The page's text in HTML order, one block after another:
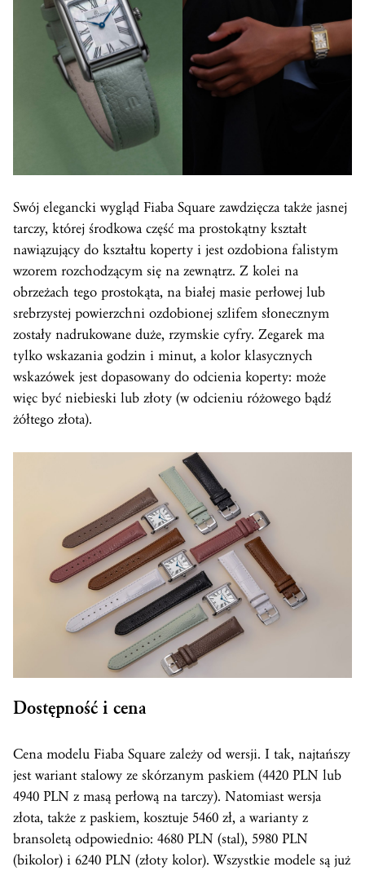
Swój elegancki wygląd Fiaba Square zawdzięcza także jasnej
tarczy, której środkowa część ma prostokątny kształt
nawiązujący do kształtu koperty i jest ozdobiona falistym
wzorem rozchodzącym się na zewnątrz. Z kolei na
obrzeżach tego prostokąta, na białej masie perłowej lub
srebrzystej powierzchni ozdobionej szlifem słonecznym
zostały nadrukowane duże, rzymskie cyfry. Zegarek ma
tylko wskazania godzin i minut, a kolor klasycznych
wskazówek jest dopasowany do odcienia koperty: może
więc być niebieski lub złoty (w odcieniu różowego bądź
żółtego złota).
Dostępność i cena
Cena modelu Fiaba Square zależy od wersji. I tak, najtańszy
jest wariant stalowy ze skórzanym paskiem (4420 PLN lub
4940 PLN z masą perłową na tarczy). Natomiast wersja
złota, także z paskiem, kosztuje 5460 zł, a warianty z
bransoletą odpowiednio: 4680 PLN (stal), 5980 PLN
(bikolor) i 6240 PLN (złoty kolor). Wszystkie modele są już